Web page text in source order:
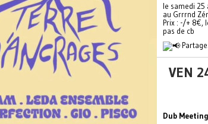
le samedi 25
au Grrrnd
Prix : -/+ 8€,
pas de cb
VEN
Dub